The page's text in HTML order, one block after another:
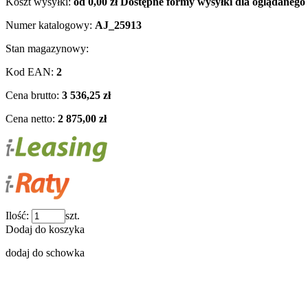
Numer katalogowy: AJ_25913
Stan magazynowy:
Kod EAN: 2
Cena brutto: 3 536,25 zł
Cena netto: 2 875,00 zł
Ilość:
szt.
Dodaj do koszyka
dodaj do schowka